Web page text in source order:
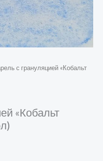
с грануляцией «Кобальт
«Кобальт